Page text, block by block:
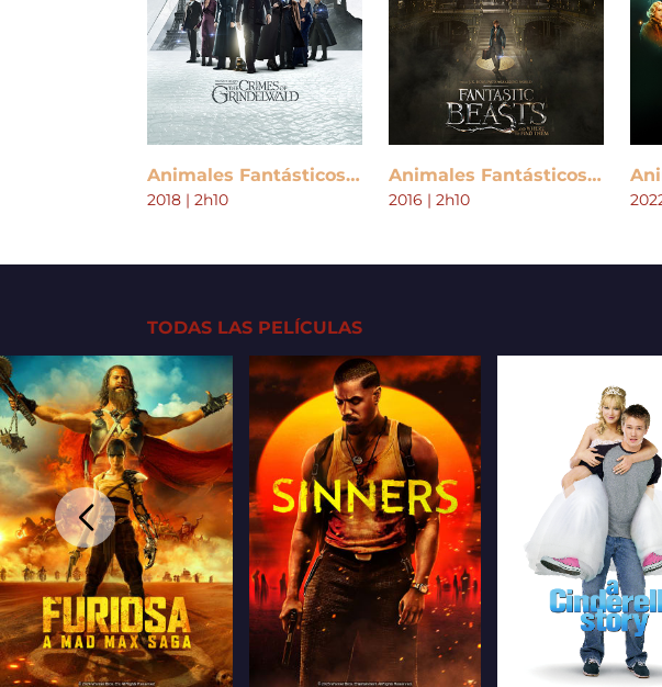
Animales Fantásticos: Los Crímenes de Grindelwald
2018 | 2h10
Animales Fantásticos y Dónde Encontrarlos
2016 | 2h10
TODAS LAS PELÍCULAS